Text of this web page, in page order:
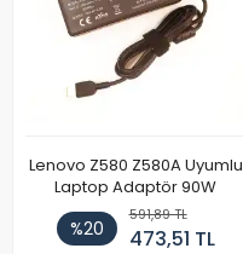
Lenovo Z580 Z580A Uyumlu
Laptop Adaptör 90W
%20
591,89 TL
473,51 TL